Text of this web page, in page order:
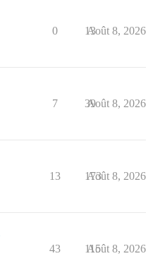
0 13
Août 8, 2026
7 39
Août 8, 2026
13 173
Août 8, 2026
43 115
Août 8, 2026